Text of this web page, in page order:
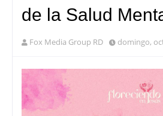
de la Salud
Fox Media Group RD domingo,